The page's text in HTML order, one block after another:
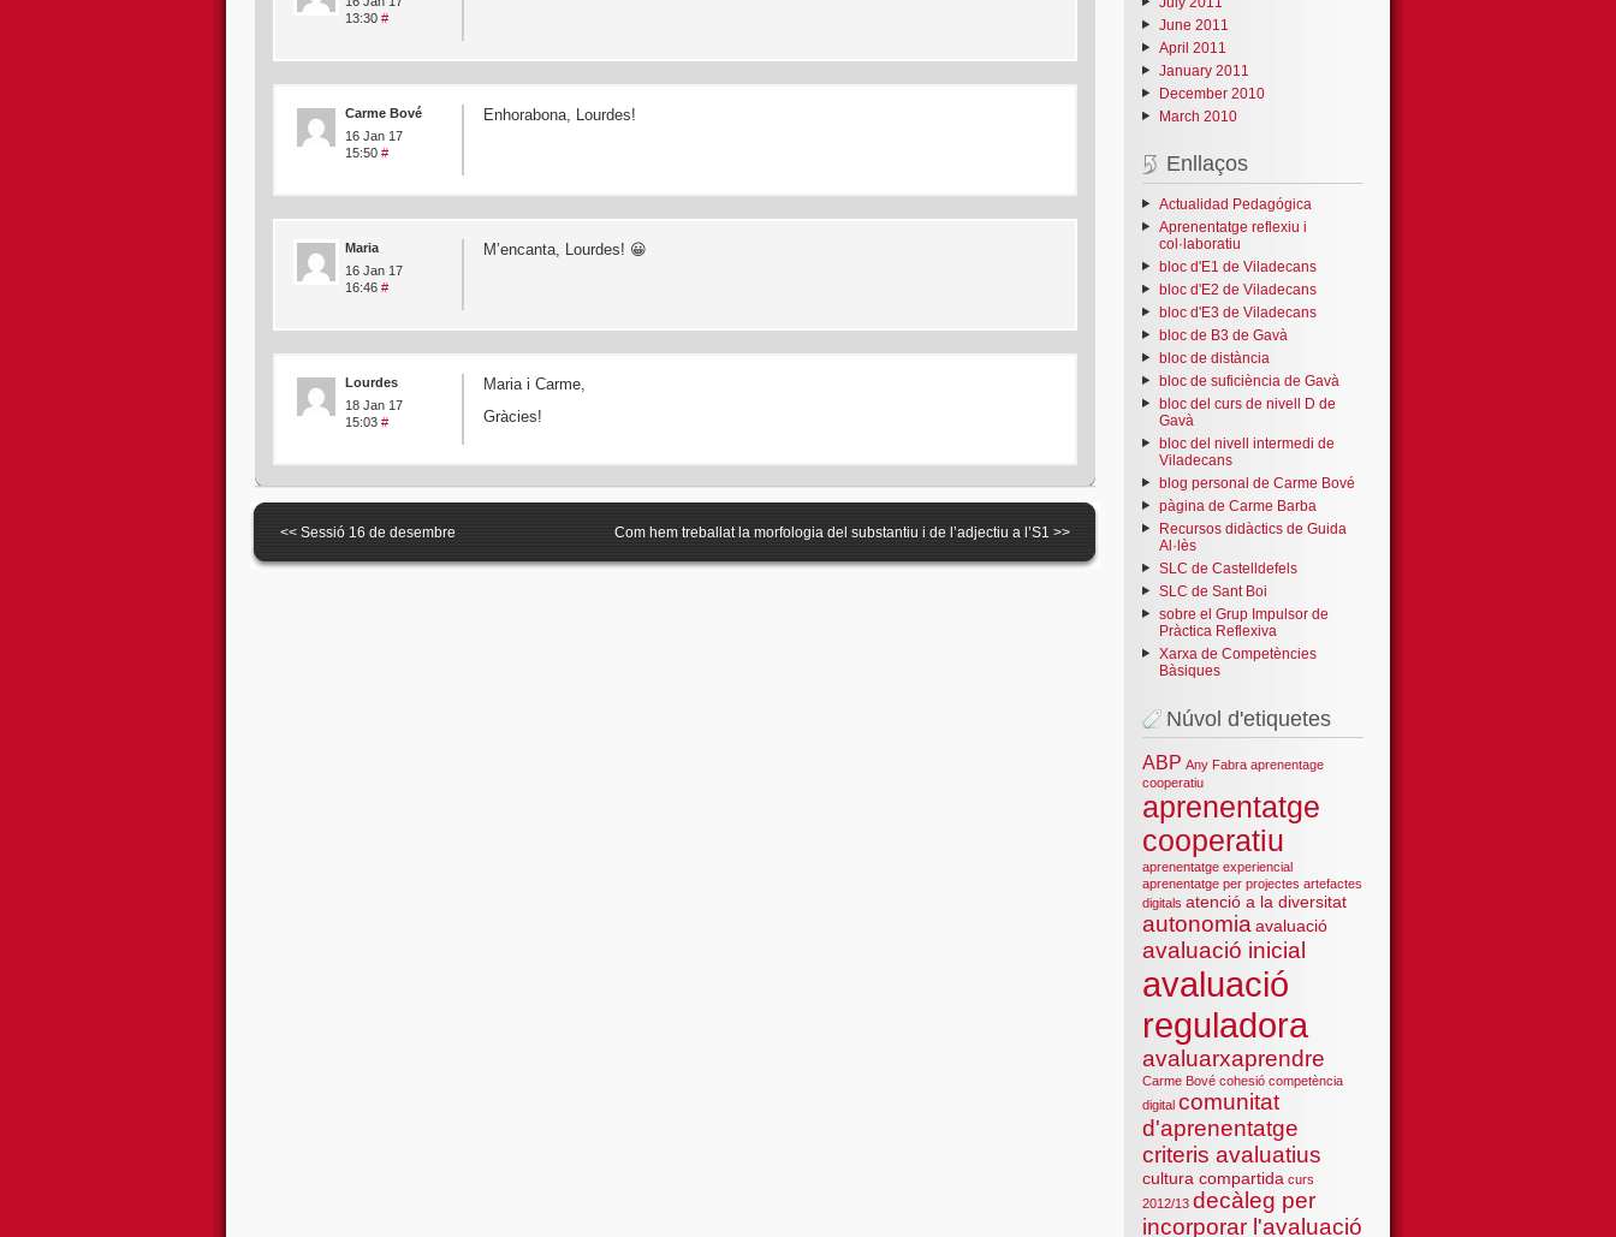
13:30 #
Carme Bové
16 Jan 17
15:50 #
Enhorabona, Lourdes!
Maria
16 Jan 17
16:46 #
M’encanta, Lourdes! 😀
Lourdes
18 Jan 17
15:03 #
Maria i Carme,
Gràcies!
Com hem treballat la morfologia del substantiu i de l’adjectiu a l’S1 >>
<< Sessió 16 de desembre
June 2011
April 2011
January 2011
December 2010
March 2010
Enllaços
Actualidad Pedagógica
Aprenentatge reflexiu i
col·laboratiu
bloc d'E1 de Viladecans
bloc d'E2 de Viladecans
bloc d'E3 de Viladecans
bloc de B3 de Gavà
bloc de distància
bloc de suficiència de Gavà
bloc del curs de nivell D de
Gavà
bloc del nivell intermedi de
Viladecans
blog personal de Carme Bové
pàgina de Carme Barba
Recursos didàctics de Guida
Al·lès
SLC de Castelldefels
SLC de Sant Boi
sobre el Grup Impulsor de
Pràctica Reflexiva
Xarxa de Competències
Bàsiques
Núvol d'etiquetes
ABP Any Fabra aprenentage
cooperatiu
aprenentatge
cooperatiu
aprenentatge experiencial
aprenentatge per projectes artefactes
digitals atenció a la diversitat
autonomia avaluació
avaluació inicial
avaluació
reguladora
avaluarxaprendre
Carme Bové cohesió competència
digital comunitat
d'aprenentatge
criteris avaluatius
cultura compartida curs
2012/13 decàleg per
incorporar l'avaluació